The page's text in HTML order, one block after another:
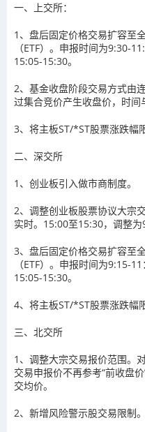
一、上交所：
1、盘后固定价格交易扩容至
（ETF）。申报时间为9:30-
15:05-15:30。
2、基金收盘阶段交易方式由
过集合竞价产生收盘价，时间
3、将主板ST/*ST股票涨跌幅
二、深交所
1、创业板引入做市商制度。
2、调整创业板股票协议大宗
实时。15:00至15:30，调整
3、盘后固定价格交易扩容至
（ETF）。申报时间为9:15-
15:05-15:30。
4、将主板ST/*ST股票涨跌幅
三、北交所
1、调整大宗交易报价范围。
交易申报价不再参考“前收盘
交均价。
2、新增风险警示股交易限制。